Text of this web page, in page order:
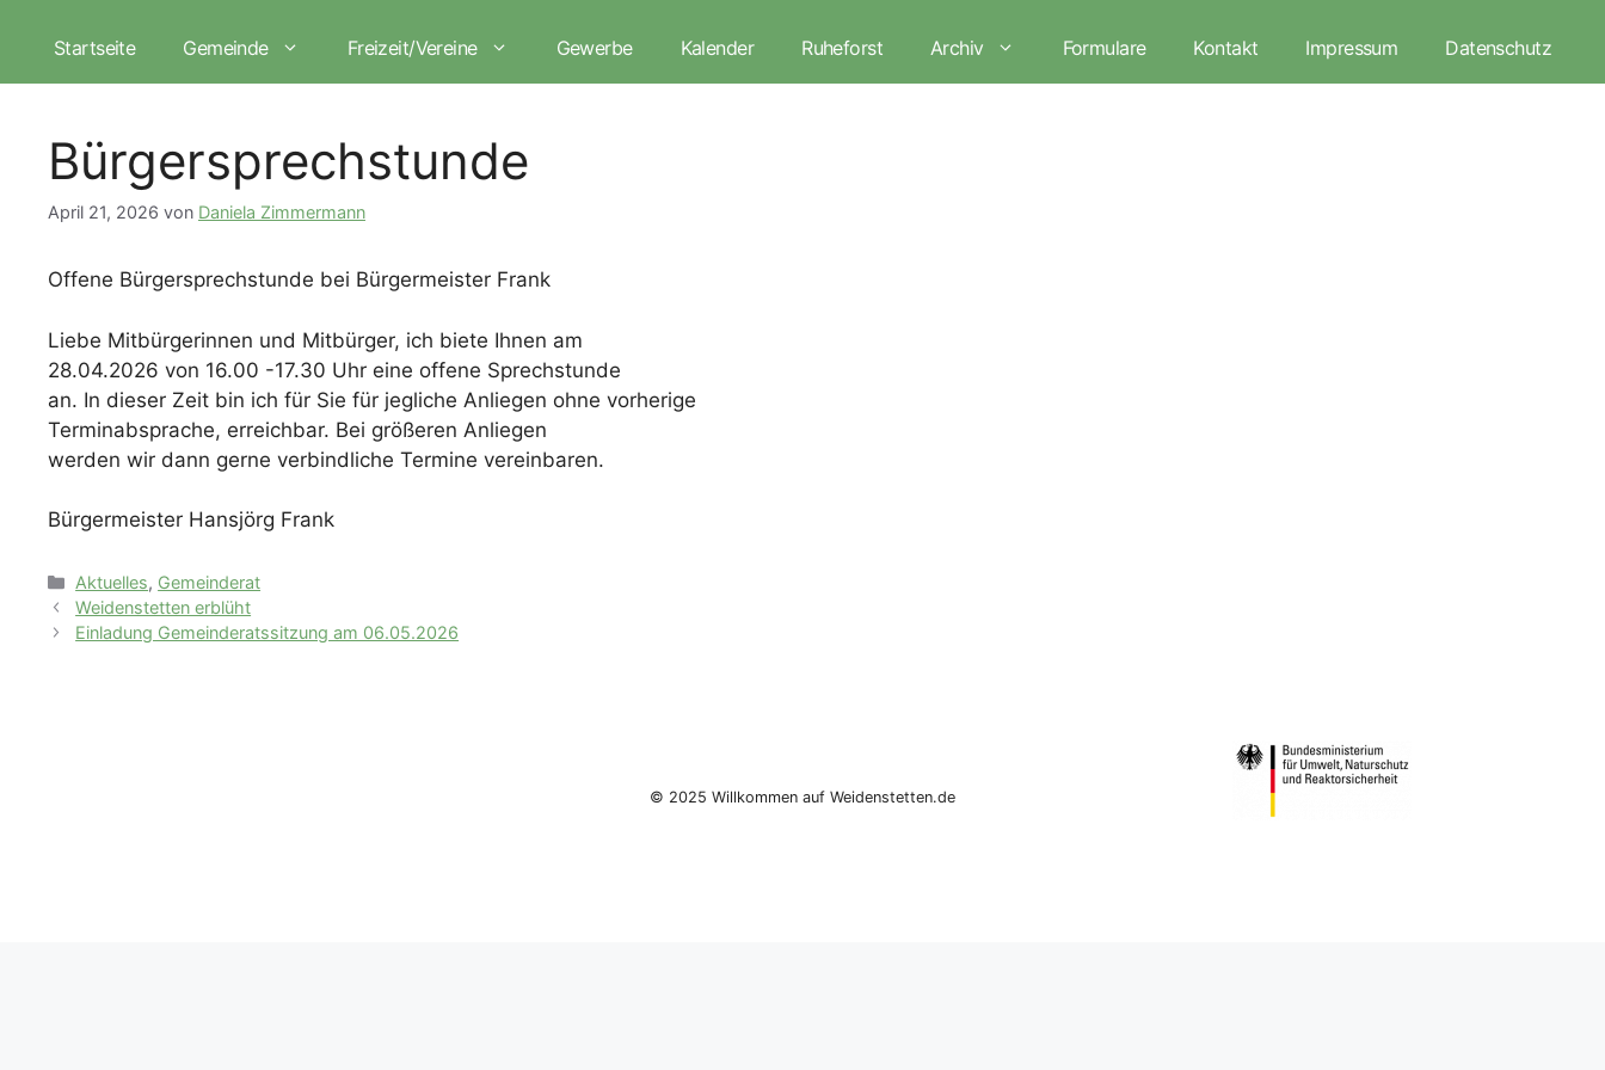
Startseite Gemeinde Freizeit/Vereine Gewerbe Kalender Ruheforst Archiv Formulare Kontakt Impressum Datenschutz
Bürgersprechstunde
April 21, 2026 von Daniela Zimmermann
Offene Bürgersprechstunde bei Bürgermeister Frank
Liebe Mitbürgerinnen und Mitbürger, ich biete Ihnen am
28.04.2026 von 16.00 -17.30 Uhr eine offene Sprechstunde
an. In dieser Zeit bin ich für Sie für jegliche Anliegen ohne vorherige
Terminabsprache, erreichbar. Bei größeren Anliegen
werden wir dann gerne verbindliche Termine vereinbaren.
Bürgermeister Hansjörg Frank
Kategorien
Aktuelles, Gemeinderat
Weidenstetten erblüht
Einladung Gemeinderatssitzung am 06.05.2026
© 2025 Willkommen auf Weidenstetten.de